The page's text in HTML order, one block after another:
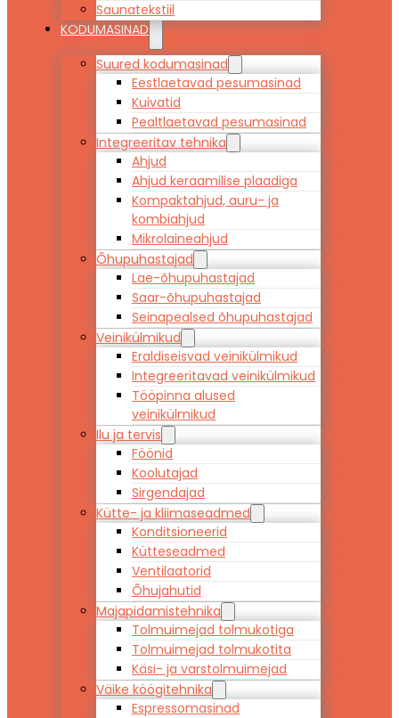
Saunatekstiil
KODUMASINAD
Suured kodumasinad
Eestlaetavad pesumasinad
Kuivatid
Pealtlaetavad pesumasinad
Integreeritav tehnika
Ahjud
Ahjud keraamilise plaadiga
Kompaktahjud, auru- ja
kombiahjud
Mikrolaineahjud
Õhupuhastajad
Lae-õhupuhastajad
Saar-õhupuhastajad
Seinapealsed õhupuhastajad
Veinikülmikud
Eraldiseisvad veinikülmikud
Integreeritavad veinikülmikud
Tööpinna alused
veinikülmikud
Ilu ja tervis
Föönid
Koolutajad
Sirgendajad
Kütte- ja kliimaseadmed
Konditsioneerid
Kütteseadmed
Ventilaatorid
Õhujahutid
Majapidamistehnika
Tolmuimejad tolmukotiga
Tolmuimejad tolmukotita
Käsi- ja varstolmuimejad
Väike köögitehnika
Espressomasinad